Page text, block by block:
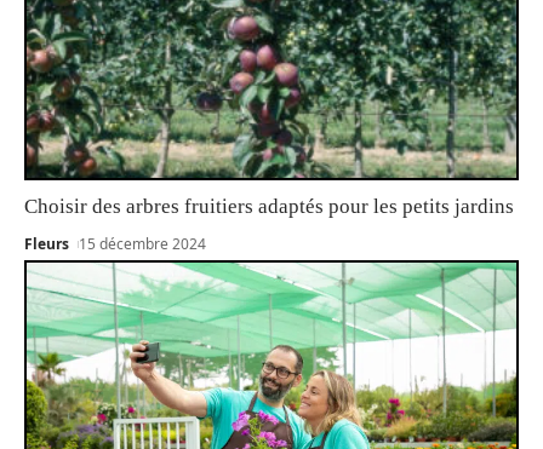
Choisir des arbres fruitiers adaptés pour les petits jardins
Fleurs 15 décembre 2024